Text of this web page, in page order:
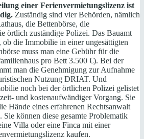
einer Ferienvermietungslizenz ist
Zuständig sind vier Behörden, nämlich
die Bettenbörse, die
örtlich zuständige Polizei. Das Bauamt
die Immobilie in einer ungesättigten
muss man eine Gebühr für die
pro Bett 3.500 €). Bei der
man die Genehmigung zur Aufnahme
Nutzung DRIAT. Und
noch bei der örtlichen Polizei gelistet
und kostenaufwändiger Vorgang. Sie
Hände eines erfahrenen Rechtsanwalt
Sie können diese gesamte Problematik
Villa oder eine Finca mit einer
kaufen.